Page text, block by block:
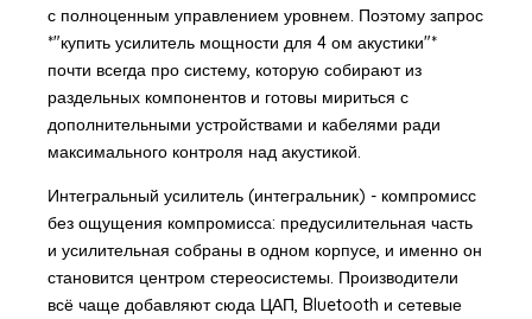
с полноценным управлением уровнем. Поэтому запрос
*"купить усилитель мощности для 4 ом акустики"*
почти всегда про систему, которую собирают из
раздельных компонентов и готовы мириться с
дополнительными устройствами и кабелями ради
максимального контроля над акустикой.
Интегральный усилитель (интегральник) - компромисс
без ощущения компромисса: предусилительная часть
и усилительная собраны в одном корпусе, и именно он
становится центром стереосистемы. Производители
всё чаще добавляют сюда ЦАП, Bluetooth и сетевые